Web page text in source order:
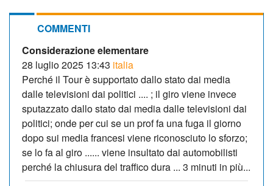
COMMENTI
Considerazione elementare
28 luglio 2025 13:43 italia
Perché il Tour è supportato dallo stato dai media
dalle televisioni dai politici .... ; il giro viene invece
sputazzato dallo stato dai media dalle televisioni dai
politici; onde per cui se un prof fa una fuga il giorno
dopo sui media francesi viene riconosciuto lo sforzo;
se lo fa al giro ...... viene insultato dai automobilisti
perché la chiusura del traffico dura ... 3 minuti in più...